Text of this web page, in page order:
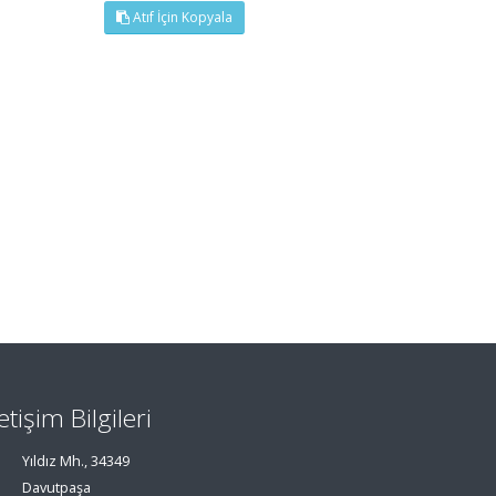
Atıf İçin Kopyala
Bilgileri
Yıldız Mh., 34349
Davutpaşa